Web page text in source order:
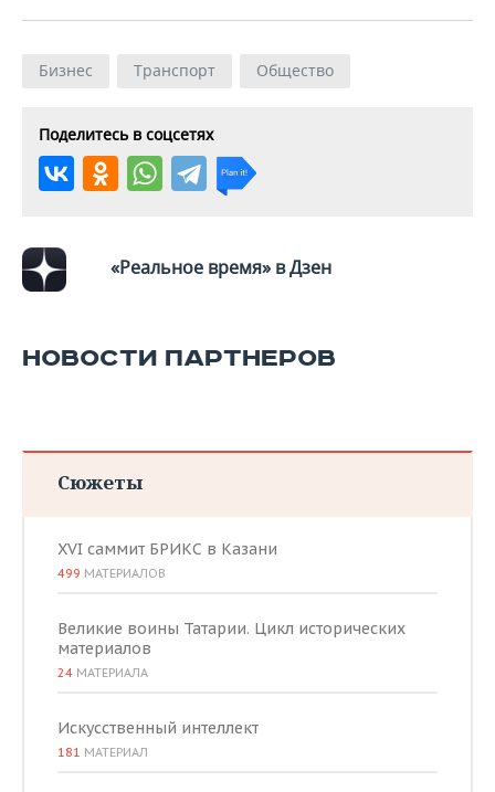
Бизнес Транспорт Общество
Поделитесь в соцсетях
«Реальное время» в Дзен
НОВОСТИ ПАРТНЕРОВ
Сюжеты
XVI саммит БРИКС в Казани
499 МАТЕРИАЛОВ
Великие воины Татарии. Цикл исторических
материалов
24 МАТЕРИАЛА
Искусственный интеллект
181 МАТЕРИАЛ